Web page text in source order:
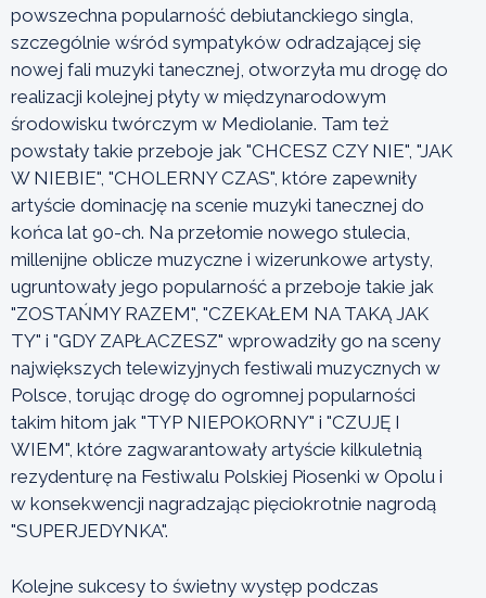
powszechna popularność debiutanckiego singla,
szczególnie wśród sympatyków odradzającej się
nowej fali muzyki tanecznej, otworzyła mu drogę do
realizacji kolejnej płyty w międzynarodowym
środowisku twórczym w Mediolanie. Tam też
powstały takie przeboje jak "CHCESZ CZY NIE", "JAK
W NIEBIE", "CHOLERNY CZAS", które zapewniły
artyście dominację na scenie muzyki tanecznej do
końca lat 90-ch. Na przełomie nowego stulecia,
millenijne oblicze muzyczne i wizerunkowe artysty,
ugruntowały jego popularność a przeboje takie jak
"ZOSTAŃMY RAZEM", "CZEKAŁEM NA TAKĄ JAK
TY" i "GDY ZAPŁACZESZ" wprowadziły go na sceny
największych telewizyjnych festiwali muzycznych w
Polsce, torując drogę do ogromnej popularności
takim hitom jak "TYP NIEPOKORNY" i "CZUJĘ I
WIEM", które zagwarantowały artyście kilkuletnią
rezydenturę na Festiwalu Polskiej Piosenki w Opolu i
w konsekwencji nagradzając pięciokrotnie nagrodą
"SUPERJEDYNKA".
Kolejne sukcesy to świetny występ podczas